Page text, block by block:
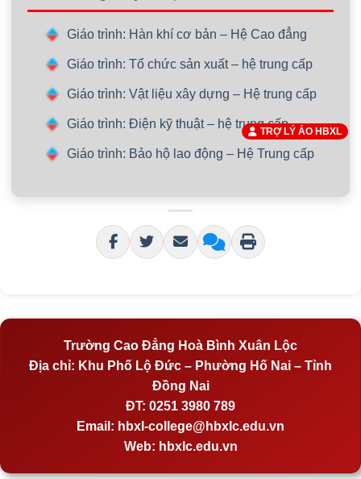
Giáo trình: Hàn khí cơ bản – Hệ Cao đẳng
Giáo trình: Tổ chức sản xuất – hệ trung cấp
Giáo trình: Vật liệu xây dựng – Hệ trung cấp
Giáo trình: Điện kỹ thuật – hệ trung cấp
Giáo trình: Bảo hộ lao động – Hệ Trung cấp
Trường Cao Đẳng Hoà Bình Xuân Lộc
Địa chỉ: Khu Phố Lộ Đức – Phường Hố Nai – Tỉnh
Đồng Nai
ĐT: 0251 3980 789
Email: hbxl-college@hbxlc.edu.vn
Web: hbxlc.edu.vn
TRỢ LÝ ẢO HBXL